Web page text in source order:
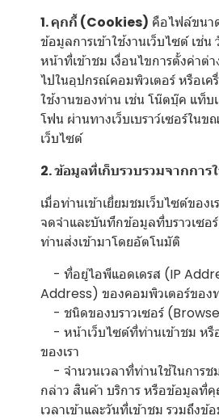
1. คุกกี้ (Cookies) คือไฟล์ขนา
ข้อมูลการเข้าใช้งานเว็บไซต์ เช่
หน้าที่เข้าชม เงื่อนไขการตั้งค่าต่
ไปในอุปกรณ์คอมพิวเตอร์ หรือเค
ใช้งานของท่าน เช่น โน๊ตบุ๊ค แท็บ
โฟน ผ่านทางเว็บเบราว์เซอร์ในข
เว็บไซต์
2. ข้อมูลที่เก็บรวบรวมจากการ
เมื่อท่านเข้าเยี่ยมชมเว็บไซต์ของเ
จดจำและบันทึกข้อมูลที่บราวเซ
ท่านส่งเข้ามาโดยอัตโนมัติ
- ที่อยู่ไอพีแอดเดรส (IP
Address) ของคอมพิวเตอร์ของ
- ชนิดของบราวเซอร์
- หน้าเว็บไซต์ที่ท่านเข้าชม หรื
ของเรา
- จำนวนเวลาที่ท่านใช้ในการช
กล่าว สินค้า บริการ หรือข้อมูลที่
เวลาเข้าและวันที่เข้าชม รวมถึง